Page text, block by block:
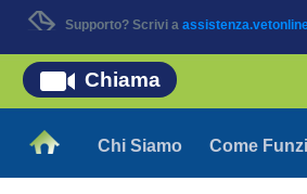
Supporto? Scrivi a
Chi Siamo Come
Chiama